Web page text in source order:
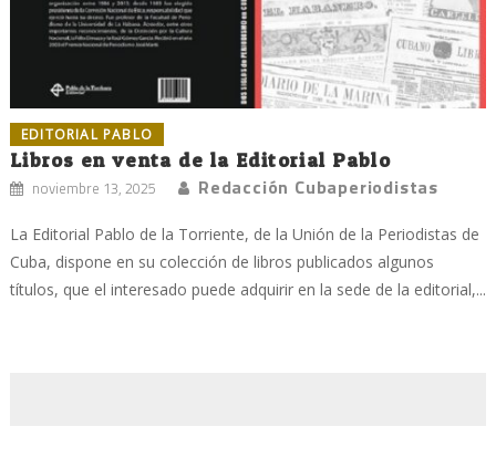
EDITORIAL PABLO
Libros en venta de la Editorial Pablo
noviembre 13, 2025 Redacción Cubaperiodistas
La Editorial Pablo de la Torriente, de la Unión de la Periodistas de
Cuba, dispone en su colección de libros publicados algunos
títulos, que el interesado puede adquirir en la sede de la editorial,...